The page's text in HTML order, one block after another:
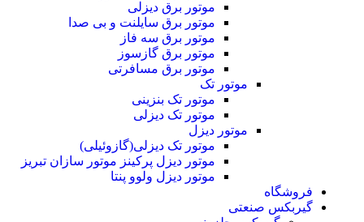
موتور برق دیزلی
موتور برق سایلنت و بی صدا
موتور برق سه فاز
موتور برق گازسوز
موتور برق مسافرتی
موتور تک
موتور تک بنزینی
موتور تک دیزلی
موتور دیزل
موتور تک دیزلی(گازوئیلی)
موتور دیزل پرکینز موتور سازان تبریز
موتور دیزل ولوو پنتا
فروشگاه
گیربکس صنعتی